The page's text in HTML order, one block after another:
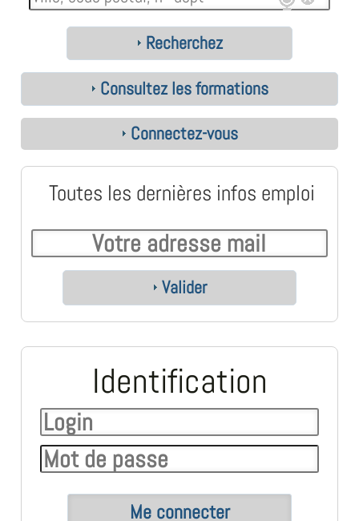
Recherchez
Consultez les formations
Connectez-vous
Toutes les dernières infos emploi
Valider
Identification